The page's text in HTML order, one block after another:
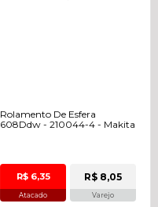
Rolamento De Esfera
608Ddw - 210044-4 - Makita
R$ 6,35
Atacado
R$ 8,05
Varejo